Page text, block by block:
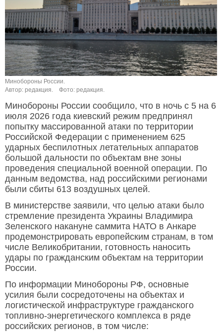
Минобороны России.
Автор: редакция.
Фото: редакция.
Минобороны России сообщило, что в ночь с 5 на 6
июля 2026 года киевский режим предпринял
попытку массированной атаки по территории
Российской Федерации с применением 625
ударных беспилотных летательных аппаратов
большой дальности по объектам вне зоны
проведения специальной военной операции. По
данным ведомства, над российскими регионами
были сбиты 613 воздушных целей.
В министерстве заявили, что целью атаки было
стремление президента Украины Владимира
Зеленского накануне саммита НАТО в Анкаре
продемонстрировать европейским странам, в том
числе Великобритании, готовность наносить
удары по гражданским объектам на территории
России.
По информации Минобороны РФ, основные
усилия были сосредоточены на объектах и
логистической инфраструктуре гражданского
топливно-энергетического комплекса в ряде
российских регионов, в том числе: